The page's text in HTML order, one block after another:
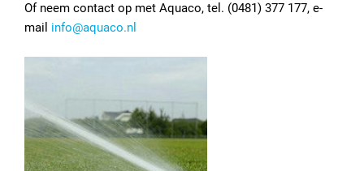
Of neem contact op met Aquaco, tel. (0481) 377 177, e-
mail info@aquaco.nl